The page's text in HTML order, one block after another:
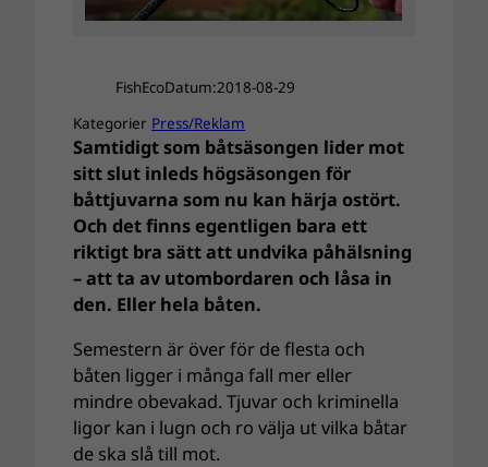
FishEcoDatum:2018-08-29
Kategorier Press/Reklam
Samtidigt som båtsäsongen lider mot
sitt slut inleds högsäsongen för
båttjuvarna som nu kan härja ostört.
Och det finns egentligen bara ett
riktigt bra sätt att undvika påhälsning
– att ta av utombordaren och låsa in
den. Eller hela båten.
Semestern är över för de flesta och
båten ligger i många fall mer eller
mindre obevakad. Tjuvar och kriminella
ligor kan i lugn och ro välja ut vilka båtar
de ska slå till mot.